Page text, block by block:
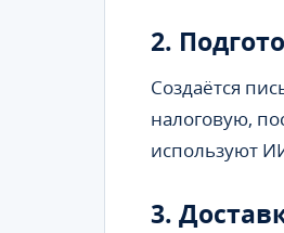
2.
Создаётся
налоговую,
используют
3.